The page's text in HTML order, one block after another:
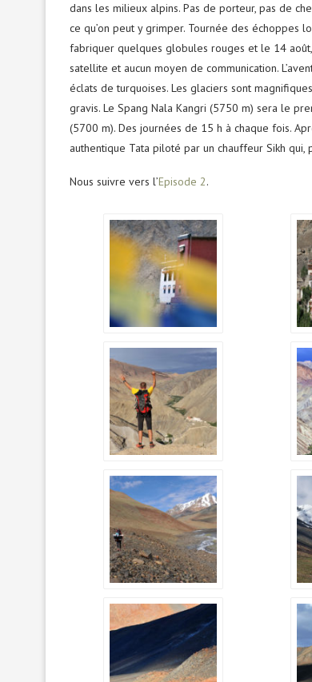
dans les milieux alpins. Pas de porteur, pas de
ce qu’on peut y grimper. Tournée des échoppes
fabriquer quelques globules rouges et le 14
satellite et aucun moyen de communication.
éclats de turquoises. Les glaciers sont
gravis. Le Spang Nala Kangri (5750 m) sera le
(5700 m). Des journées de 15 h à chaque fois.
authentique Tata piloté par un chauffeur Sikh qui,
Nous suivre vers l’Episode 2.